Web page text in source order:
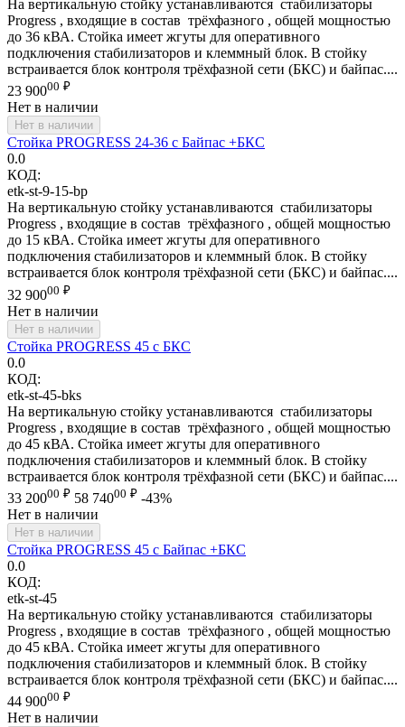
На вертикальную стойку устанавливаются стабилизаторы
Progress , входящие в состав трёхфазного , общей мощностью
до 36 кВА. Стойка имеет жгуты для оперативного
подключения стабилизаторов и клеммный блок. В стойку
встраивается блок контроля трёхфазной сети (БКС) и байпас....
23 90000 ₽
Нет в наличии
Нет в наличии
Стойка PROGRESS 24-36 с Байпас +БКС
0.0
КОД:
etk-st-9-15-bp
На вертикальную стойку устанавливаются стабилизаторы
Progress , входящие в состав трёхфазного , общей мощностью
до 15 кВА. Стойка имеет жгуты для оперативного
подключения стабилизаторов и клеммный блок. В стойку
встраивается блок контроля трёхфазной сети (БКС) и байпас....
32 90000 ₽
Нет в наличии
Нет в наличии
Стойка PROGRESS 45 с БКС
0.0
КОД:
etk-st-45-bks
На вертикальную стойку устанавливаются стабилизаторы
Progress , входящие в состав трёхфазного , общей мощностью
до 45 кВА. Стойка имеет жгуты для оперативного
подключения стабилизаторов и клеммный блок. В стойку
встраивается блок контроля трёхфазной сети (БКС) и байпас....
33 20000 ₽ 58 74000 ₽ -43%
Нет в наличии
Нет в наличии
Стойка PROGRESS 45 c Байпас +БКС
0.0
КОД:
etk-st-45
На вертикальную стойку устанавливаются стабилизаторы
Progress , входящие в состав трёхфазного , общей мощностью
до 45 кВА. Стойка имеет жгуты для оперативного
подключения стабилизаторов и клеммный блок. В стойку
встраивается блок контроля трёхфазной сети (БКС) и байпас....
44 90000 ₽
Нет в наличии